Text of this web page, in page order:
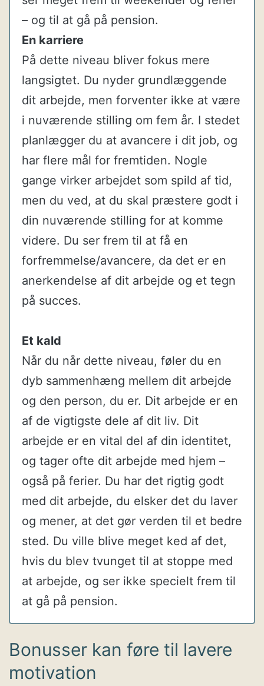
– og til at gå på pension.
En karriere
På dette niveau bliver fokus mere
langsigtet. Du nyder grundlæggende
dit arbejde, men forventer ikke at være
i nuværende stilling om fem år. I stedet
planlægger du at avancere i dit job, og
har flere mål for fremtiden. Nogle
gange virker arbejdet som spild af tid,
men du ved, at du skal præstere godt i
din nuværende stilling for at komme
videre. Du ser frem til at få en
forfremmelse/avancere, da det er en
anerkendelse af dit arbejde og et tegn
på succes.
Et kald
Når du når dette niveau, føler du en
dyb sammenhæng mellem dit arbejde
og den person, du er. Dit arbejde er en
af de vigtigste dele af dit liv. Dit
arbejde er en vital del af din identitet,
og tager ofte dit arbejde med hjem –
også på ferier. Du har det rigtig godt
med dit arbejde, du elsker det du laver
og mener, at det gør verden til et bedre
sted. Du ville blive meget ked af det,
hvis du blev tvunget til at stoppe med
at arbejde, og ser ikke specielt frem til
at gå på pension.
Bonusser kan føre til lavere
motivation